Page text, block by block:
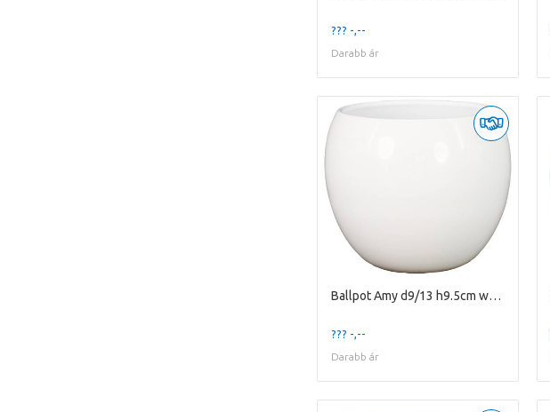
??? -,--
Darabb ár
Ballpot Amy d9/13 h9.5cm white es/9
??? -,--
Darabb ár